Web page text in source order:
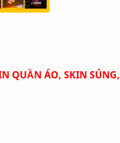
QUẦN ÁO, SKIN SÚNG,